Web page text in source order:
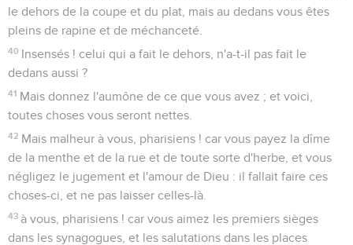
le dehors de la coupe et du plat, mais au dedans vous êtes
pleins de rapine et de méchanceté.
40 Insensés ! celui qui a fait le dehors, n'a-t-il pas fait le
dedans aussi ?
41 Mais donnez l'aumône de ce que vous avez ; et voici,
toutes choses vous seront nettes.
42 Mais malheur à vous, pharisiens ! car vous payez la dîme
de la menthe et de la rue et de toute sorte d'herbe, et vous
négligez le jugement et l'amour de Dieu : il fallait faire ces
choses-ci, et ne pas laisser celles-là.
43 à vous, pharisiens ! car vous aimez les premiers sièges
dans les synagogues, et les salutations dans les places